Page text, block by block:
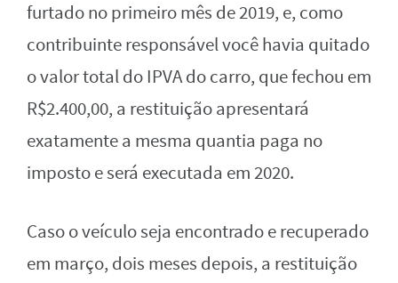
furtado no primeiro mês de 2019, e, como
contribuinte responsável você havia quitado
o valor total do IPVA do carro, que fechou em
R$2.400,00, a restituição apresentará
exatamente a mesma quantia paga no
imposto e será executada em 2020.
Caso o veículo seja encontrado e recuperado
em março, dois meses depois, a restituição